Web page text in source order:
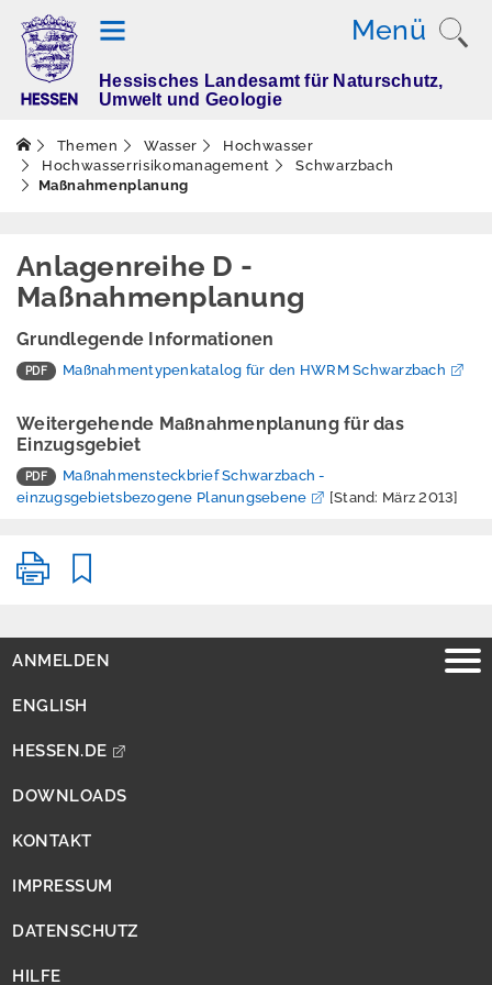
Menü
T
e
m
e
Altlasten
Boden
Elektromagnetisch
e Felder / Licht
Erschütterungen
Informationssystem
e
Klimawandel und
Anpassung
Indikatoren
Naturschutz -
Artenvielfalt
Ressourcenschutz
Hessisches Landesamt für Naturschutz,
Umwelt und Geologie
Themen Wasser
Hochwasser
Hochwasserrisikomanagement
Schwarzbach
Maßnahmenplanung
Anlagenreihe D -
Maßnahmenplanung
Grundlegende Informationen
Maßnahmentypenkatalog für den HWRM Schwarzbach
Weitergehende Maßnahmenplanung für das
Einzugsgebiet
Maßnahmensteckbrief Schwarzbach -
einzugsgebietsbezogene Planungsebene
[Stand: März 2013]
ANMELDEN
ENGLISH
HESSEN.DE
DOWNLOADS
KONTAKT
IMPRESSUM
DATENSCHUTZ
HILFE